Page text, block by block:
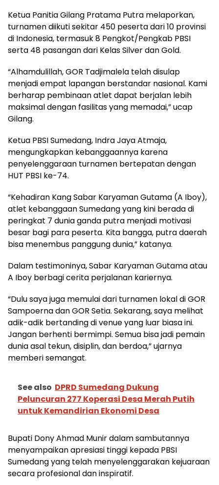
Ketua Panitia Gilang Pratama Putra melaporkan,
turnamen diikuti sekitar 450 peserta dari 10 provinsi
di Indonesia, termasuk 8 Pengkot/Pengkab PBSI
serta 48 pasangan dari Kelas Silver dan Gold.
“Alhamdulillah, GOR Tadjimalela telah disulap
menjadi empat lapangan berstandar nasional. Kami
berharap pembinaan atlet dapat berjalan lebih
maksimal dengan fasilitas yang memadai,” ucap
Gilang.
Ketua PBSI Sumedang, Indra Jaya Atmaja,
mengungkapkan kebanggaannya karena
penyelenggaraan turnamen bertepatan dengan
HUT PBSI ke-74.
“Kehadiran Kang Sabar Karyaman Gutama (A Iboy),
atlet kebanggaan Sumedang yang kini berada di
peringkat 7 dunia ganda putra menjadi motivasi
besar bagi para peserta. Kita bangga, putra daerah
bisa menembus panggung dunia,” katanya.
Dalam testimoninya, Sabar Karyaman Gutama atau
A Iboy berbagi cerita perjalanan kariernya.
“Dulu saya juga memulai dari turnamen lokal di GOR
Sampoerna dan GOR Setia. Sekarang, saya melihat
adik-adik bertanding di venue yang luar biasa ini.
Jangan berhenti bermimpi. Semua bisa jadi pemain
dunia asal tekun, disiplin, dan berdoa,” ujarnya
memberi semangat.
See also DPRD Sumedang Dukung
Peluncuran 277 Koperasi Desa Merah Putih
untuk Kemandirian Ekonomi Desa
Bupati Dony Ahmad Munir dalam sambutannya
menyampaikan apresiasi tinggi kepada PBSI
Sumedang yang telah menyelenggarakan kejuaraan
secara profesional dan inspiratif.